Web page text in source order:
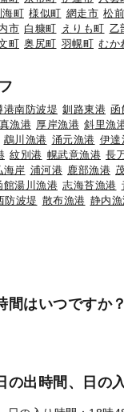
海町 様似町 網走市 松
市 白糠町 えりも町 乙
町 奥尻町 羽幌町 むか
港南防波堤 釧路東港 函
漁港 厚岸漁港 斜里漁
鵡川漁港 涌元漁港 伊達
紋別港 幌武意漁港 長
海岸 浦河港 鹿部漁港
館湯川漁港 志海苔漁港
防波堤 散布漁港 静内
間はいつですか？
出時間、日の